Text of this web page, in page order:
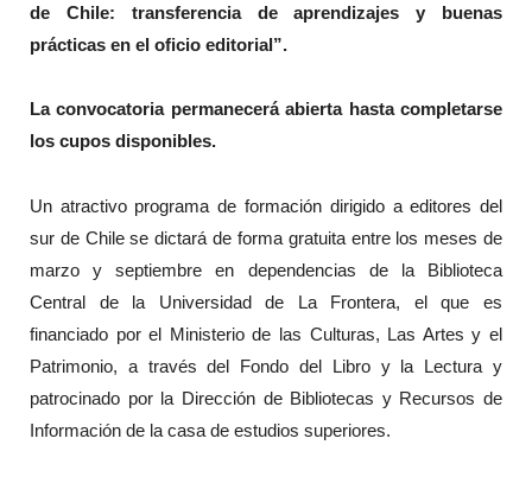
de Chile: transferencia de aprendizajes y buenas
prácticas en el oficio editorial”.
La convocatoria permanecerá abierta hasta completarse
los cupos disponibles.
Un atractivo programa de formación dirigido a editores del
sur de Chile se dictará de forma gratuita entre los meses de
marzo y septiembre en dependencias de la Biblioteca
Central de la Universidad de La Frontera, el que es
financiado por el Ministerio de las Culturas, Las Artes y el
Patrimonio, a través del Fondo del Libro y la Lectura y
patrocinado por la Dirección de Bibliotecas y Recursos de
Información de la casa de estudios superiores.